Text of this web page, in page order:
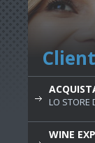
LO STORE
WINE